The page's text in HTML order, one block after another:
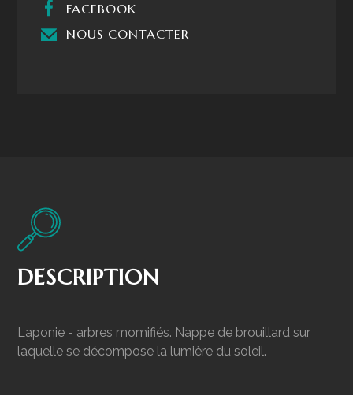
FACEBOOK
NOUS CONTACTER
DESCRIPTION
Laponie - arbres momifiés. Nappe de brouillard sur
laquelle se décompose la lumière du soleil.